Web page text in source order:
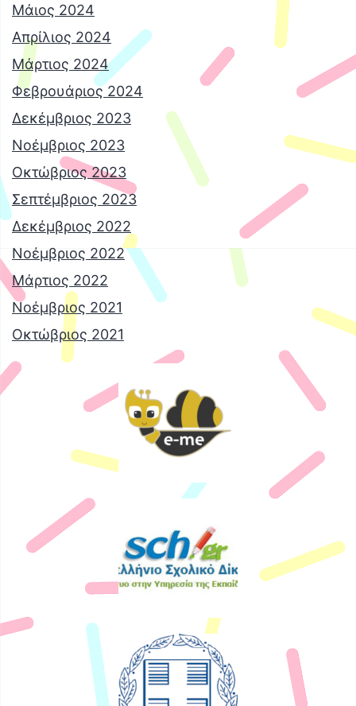
Μάιος 2024
Απρίλιος 2024
Μάρτιος 2024
Φεβρουάριος 2024
Δεκέμβριος 2023
Νοέμβριος 2023
Οκτώβριος 2023
Σεπτέμβριος 2023
Δεκέμβριος 2022
Νοέμβριος 2022
Μάρτιος 2022
Νοέμβριος 2021
Οκτώβριος 2021